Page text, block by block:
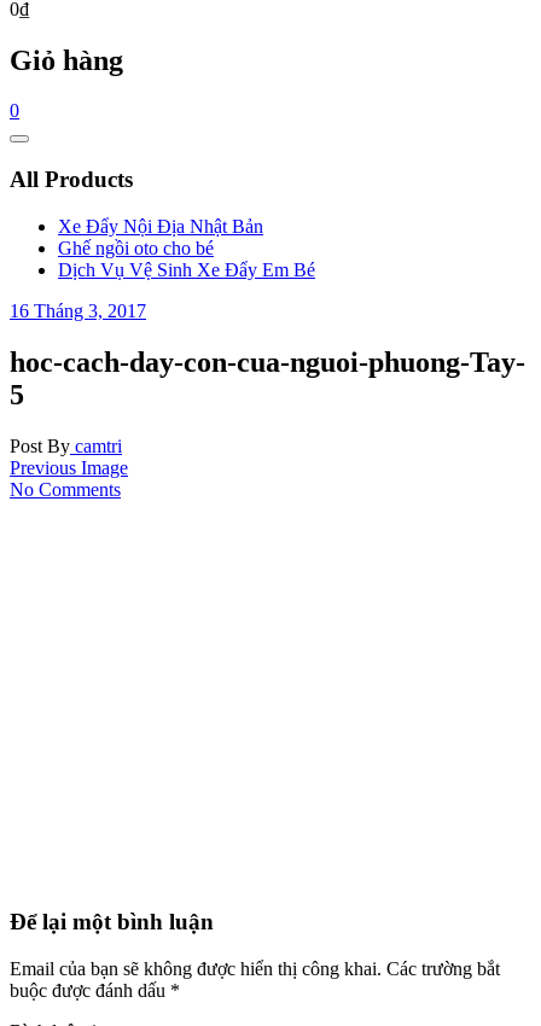
0₫
Giỏ hàng
0
Catalog
All Products
Xe Đẩy Nội Địa Nhật Bản
Ghế ngồi oto cho bé
Dịch Vụ Vệ Sinh Xe Đẩy Em Bé
16 Tháng 3, 2017
hoc-cach-day-con-cua-nguoi-phuong-Tay-
5
Post By camtri
Previous Image
No Comments
Để lại một bình luận
Email của bạn sẽ không được hiển thị công khai. Các trường bắt
buộc được đánh dấu *